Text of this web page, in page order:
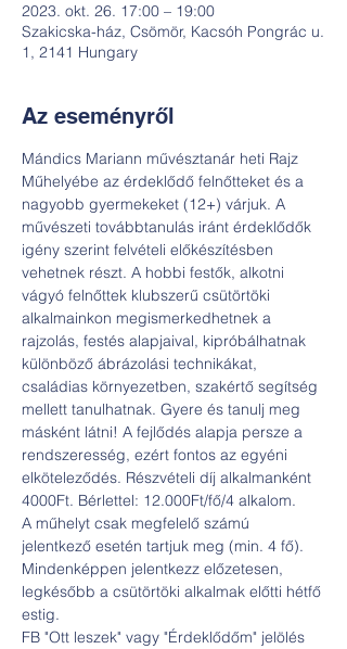
2023. okt. 26. 17:00 – 19:00
Szakicska-ház, Csömör, Kacsóh Pongrác u.
1, 2141 Hungary
Az eseményről
Mándics Mariann művésztanár heti Rajz
Műhelyébe az érdeklődő felnőtteket és a
nagyobb gyermekeket (12+) várjuk. A
művészeti továbbtanulás iránt érdeklődők
igény szerint felvételi előkészítésben
vehetnek részt. A hobbi festők, alkotni
vágyó felnőttek klubszerű csütörtöki
alkalmainkon megismerkedhetnek a
rajzolás, festés alapjaival, kipróbálhatnak
különböző ábrázolási technikákat,
családias környezetben, szakértő segítség
mellett tanulhatnak. Gyere és tanulj meg
másként látni! A fejlődés alapja persze a
rendszeresség, ezért fontos az egyéni
elköteleződés. Részvételi díj alkalmanként
4000Ft. Bérlettel: 12.000Ft/fő/4 alkalom.
A műhelyt csak megfelelő számú
jelentkező esetén tartjuk meg (min. 4 fő).
Mindenképpen jelentkezz előzetesen,
legkésőbb a csütörtöki alkalmak előtti hétfő
estig.
FB "Ott leszek" vagy "Érdeklődőm" jelölés